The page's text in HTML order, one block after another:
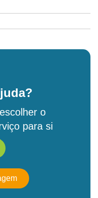
o
para si